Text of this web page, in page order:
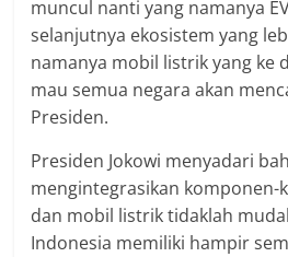
muncul nanti yang namanya
selanjutnya ekosistem yang
namanya mobil listrik yang ke
mau semua negara akan
Presiden.
Presiden Jokowi menyadari
mengintegrasikan komponen-
dan mobil listrik tidaklah
Indonesia memiliki hampir